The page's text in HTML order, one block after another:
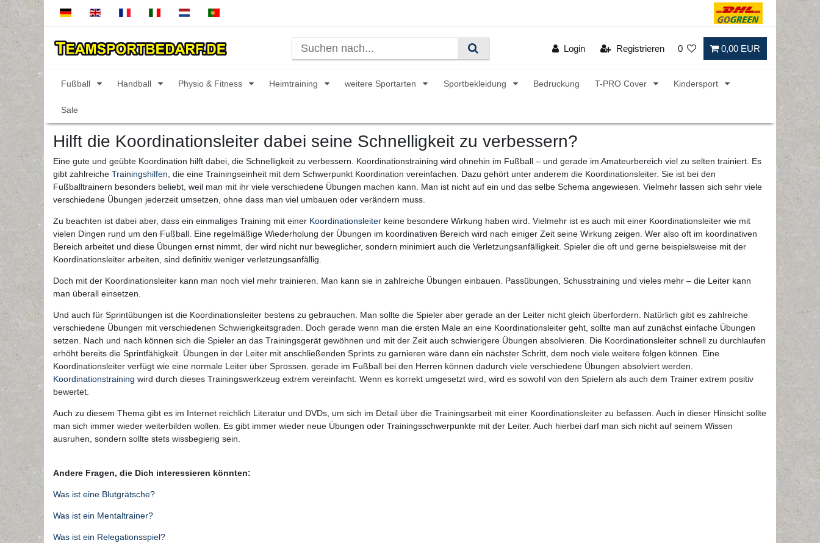
Login Registrieren 0 0,00 EUR
Fußball Handball Physio & Fitness Heimtraining weitere Sportarten Sportbekleidung Bedruckung T-PRO Cover Kindersport
Sale
Hilft die Koordinationsleiter dabei seine Schnelligkeit zu verbessern?
Eine gute und geübte Koordination hilft dabei, die Schnelligkeit zu verbessern. Koordinationstraining wird ohnehin im Fußball – und gerade im Amateurbereich viel zu selten trainiert. Es
gibt zahlreiche Trainingshilfen , die eine Trainingseinheit mit dem Schwerpunkt Koordination vereinfachen. Dazu gehört unter anderem die Koordinationsleiter. Sie ist bei den
Fußballtrainern besonders beliebt, weil man mit ihr viele verschiedene Übungen machen kann. Man ist nicht auf ein und das selbe Schema angewiesen. Vielmehr lassen sich sehr viele
verschiedene Übungen jederzeit umsetzen, ohne dass man viel umbauen oder verändern muss.
Zu beachten ist dabei aber, dass ein einmaliges Training mit einer Koordinationsleiter keine besondere Wirkung haben wird. Vielmehr ist es auch mit einer Koordinationsleiter wie mit
vielen Dingen rund um den Fußball. Eine regelmäßige Wiederholung der Übungen im koordinativen Bereich wird nach einiger Zeit seine Wirkung zeigen. Wer also oft im koordinativen
Bereich arbeitet und diese Übungen ernst nimmt, der wird nicht nur beweglicher, sondern minimiert auch die Verletzungsanfälligkeit. Spieler die oft und gerne beispielsweise mit der
Koordinationsleiter arbeiten, sind definitiv weniger verletzungsanfällig.
Doch mit der Koordinationsleiter kann man noch viel mehr trainieren. Man kann sie in zahlreiche Übungen einbauen. Passübungen, Schusstraining und vieles mehr – die Leiter kann
man überall einsetzen.
Und auch für Sprintübungen ist die Koordinationsleiter bestens zu gebrauchen. Man sollte die Spieler aber gerade an der Leiter nicht gleich überfordern. Natürlich gibt es zahlreiche
verschiedene Übungen mit verschiedenen Schwierigkeitsgraden. Doch gerade wenn man die ersten Male an eine Koordinationsleiter geht, sollte man auf zunächst einfache Übungen
setzen. Nach und nach können sich die Spieler an das Trainingsgerät gewöhnen und mit der Zeit auch schwierigere Übungen absolvieren. Die Koordinationsleiter schnell zu durchlaufen
erhöht bereits die Sprintfähigkeit. Übungen in der Leiter mit anschließenden Sprints zu garnieren wäre dann ein nächster Schritt, dem noch viele weitere folgen können. Eine
Koordinationsleiter verfügt wie eine normale Leiter über Sprossen. gerade im Fußball bei den Herren können dadurch viele verschiedene Übungen absolviert werden.
Koordinationstraining wird durch dieses Trainingswerkzeug extrem vereinfacht. Wenn es korrekt umgesetzt wird, wird es sowohl von den Spielern als auch dem Trainer extrem positiv
bewertet.
Auch zu diesem Thema gibt es im Internet reichlich Literatur und DVDs, um sich im Detail über die Trainingsarbeit mit einer Koordinationsleiter zu befassen. Auch in dieser Hinsicht sollte
man sich immer wieder weiterbilden wollen. Es gibt immer wieder neue Übungen oder Trainingsschwerpunkte mit der Leiter. Auch hierbei darf man sich nicht auf seinem Wissen
ausruhen, sondern sollte stets wissbegierig sein.
Andere Fragen, die Dich interessieren könnten:
Was ist eine Blutgrätsche?
Was ist ein Mentaltrainer?
Was ist ein Relegationsspiel?